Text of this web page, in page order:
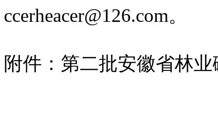
ccerheacer@126.com。
附件：第二批安徽省林